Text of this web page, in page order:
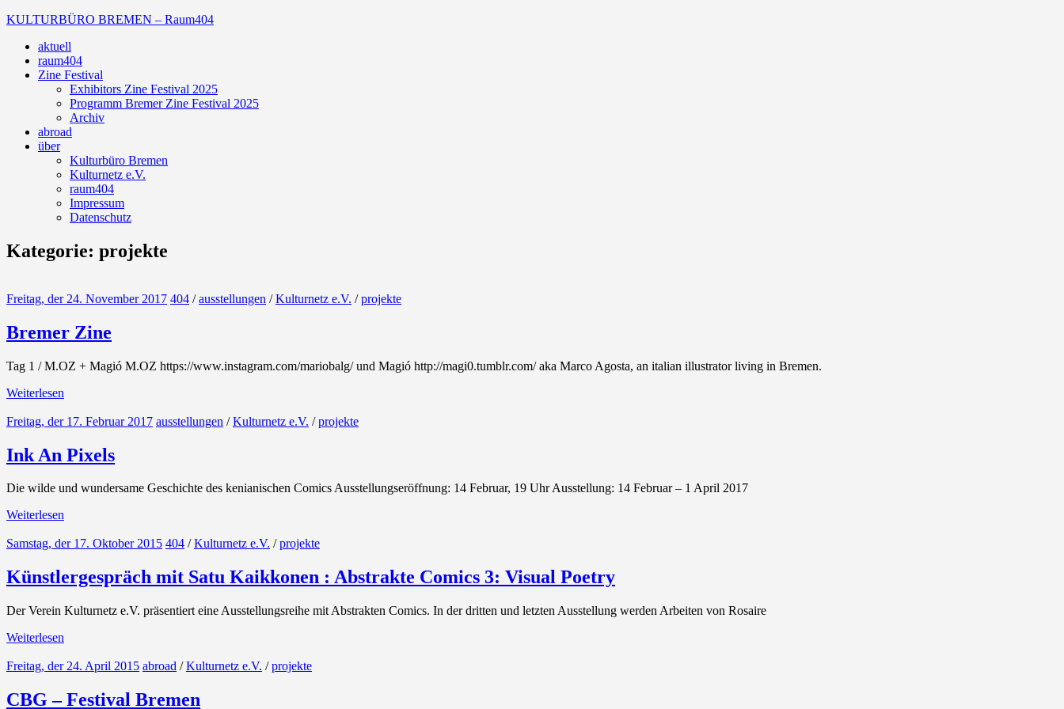
Zum
springen
KULTURBÜRO BREMEN – Raum404
Galerie
aktuell
raum404
Zine Festival
Exhibitors Zine Festival 2025
Programm Bremer Zine Festival 2025
Archiv
abroad
über
Kulturbüro Bremen
Kulturnetz e.V.
raum404
Impressum
Datenschutz
Kategorie: projekte
Freitag, der 24. November 2017 404 /ausstellungen /Kulturnetz e.V. /projekte
Bremer Zine
Tag 1 / M.OZ + Magió M.OZ https://www.instagram.com/mariobalg/ und Magió http://magi0.tumblr.com/ aka Marco Agosta, an italian illustrator living in Bremen.
Weiterlesen
Freitag, der 17. Februar 2017 ausstellungen /Kulturnetz e.V. /projekte
Ink An Pixels
Die wilde und wundersame Geschichte des kenianischen Comics Ausstellungseröffnung: 14 Februar, 19 Uhr Ausstellung: 14 Februar – 1 April 2017
Weiterlesen
Samstag, der 17. Oktober 2015 404 /Kulturnetz e.V. /projekte
Künstlergespräch mit Satu Kaikkonen : Abstrakte Comics 3: Visual Poetry
Der Verein Kulturnetz e.V. präsentiert eine Ausstellungsreihe mit Abstrakten Comics. In der dritten und letzten Ausstellung werden Arbeiten von Rosaire
Weiterlesen
Freitag, der 24. April 2015 abroad /Kulturnetz e.V. /projekte
CBG – Festival Bremen